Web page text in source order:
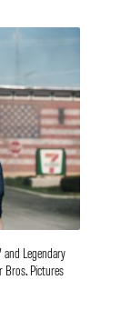
and Legendary
Bros. Pictures